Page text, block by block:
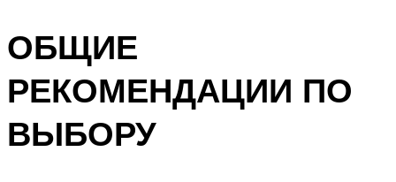
ОБЩИЕ
РЕКОМЕНДАЦИИ ПО
ВЫБОРУ